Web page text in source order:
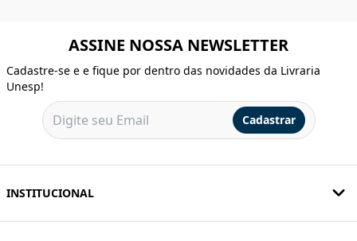
ASSINE NOSSA NEWSLETTER
Cadastre-se e e fique por dentro das novidades da Livraria
Unesp!
Cadastrar
INSTITUCIONAL